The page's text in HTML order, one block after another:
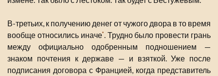
В-третьих, к получению денег от чужого двора в то время
вообще относились иначе*. Трудно было провести грань
между официально одобренным подношением —
знаком почтения к державе — и взяткой. Уже после
подписания договора с Францией, когда представитель